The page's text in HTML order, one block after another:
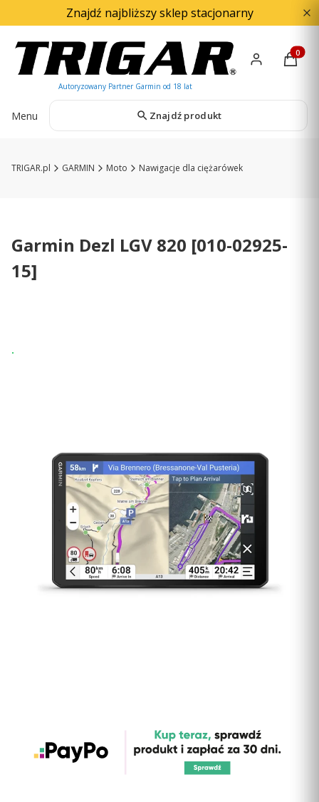
Znajdź najbliższy sklep stacjonarny
Menu Znajdź produkt
TRIGAR.pl GARMIN Moto Nawigacje dla ciężarówek
Garmin Dezl LGV 820 [010-02925-
15]